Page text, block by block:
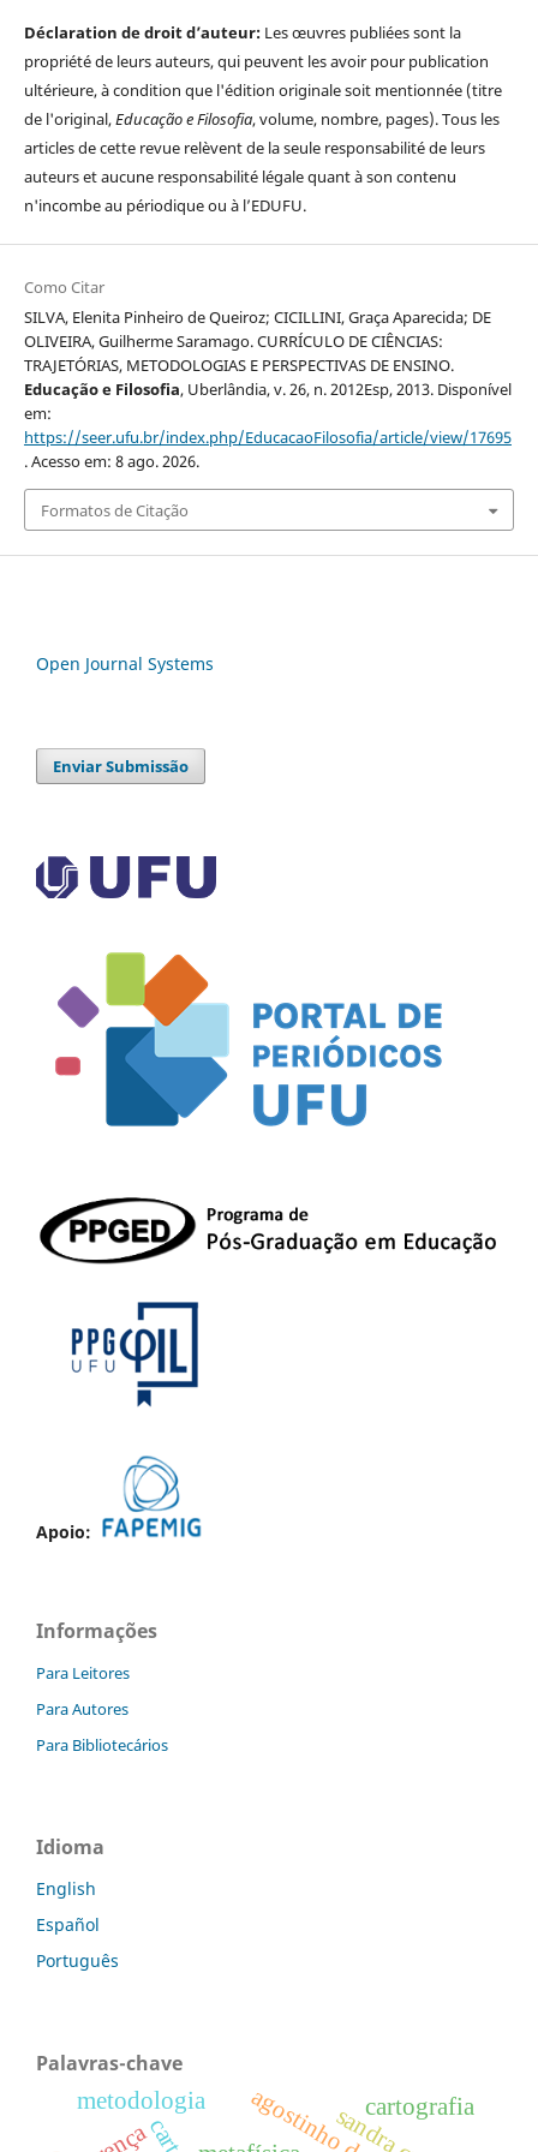
Déclaration de droit d’auteur: Les œuvres publiées sont la
propriété de leurs auteurs, qui peuvent les avoir pour publication
ultérieure, à condition que l'édition originale soit mentionnée (titre
de l'original,Educação e Filosofia, volume, nombre, pages). Tous les
articles de cette revue relèvent de la seule responsabilité de leurs
auteurs et aucune responsabilité légale quant à son contenu
n'incombe au périodique ou à l’EDUFU.
Como Citar
SILVA, Elenita Pinheiro de Queiroz; CICILLINI, Graça Aparecida; DE
OLIVEIRA, Guilherme Saramago. CURRÍCULO DE CIÊNCIAS:
TRAJETÓRIAS, METODOLOGIAS E PERSPECTIVAS DE ENSINO.
Educação e Filosofia, Uberlândia, v. 26, n. 2012Esp, 2013. Disponível
em:
https://seer.ufu.br/index.php/EducacaoFilosofia/article/view/17695
. Acesso em: 8 ago. 2026.
Formatos de Citação
Open Journal Systems
Enviar Submissão
Apoio:
Informações
Para Leitores
Para Autores
Para Bibliotecários
Idioma
English
Español
Português
Palavras-chave
cartografia
metodologia